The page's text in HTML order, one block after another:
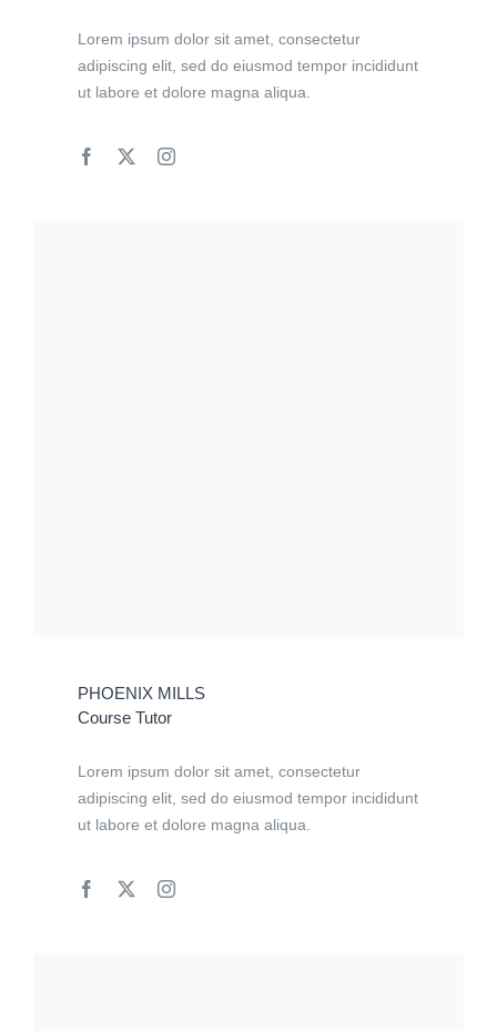
Lorem ipsum dolor sit amet, consectetur
adipiscing elit, sed do eiusmod tempor incididunt
ut labore et dolore magna aliqua.
PHOENIX MILLS
Course Tutor
Lorem ipsum dolor sit amet, consectetur
adipiscing elit, sed do eiusmod tempor incididunt
ut labore et dolore magna aliqua.